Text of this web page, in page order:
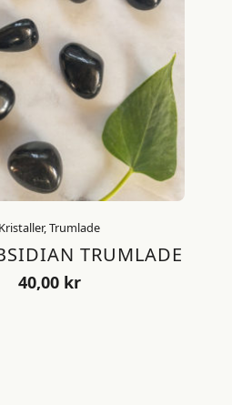
Kristaller, Trumlade
TRUMLADE
40,00 kr